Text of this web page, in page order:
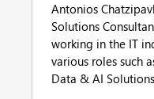
Antonios
Solutions
working in the IT
various roles such
Data & AI